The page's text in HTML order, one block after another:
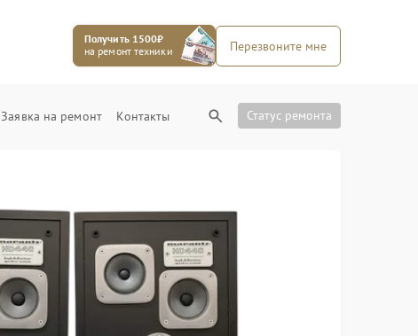
Получить 1500₽
на ремонт техники
Перезвоните мне
Заявка на ремонт Контакты Статус ремонта